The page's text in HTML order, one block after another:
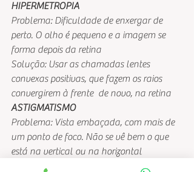
HIPERMETROPIA
Problema: Dificuldade de enxergar de
perto. O olho é pequeno e a imagem se
forma depois da retina
Solução: Usar as chamadas lentes
convexas positivas, que fazem os raios
convergirem à frente  de novo, na retina
ASTIGMATISMO
Problema: Vista embaçada, com mais de
um ponto de foco. Não se vê bem o que
está na vertical ou na horizontal
Solução: Usar as chamadas lentes